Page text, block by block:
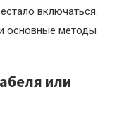
включаться.
основные методы
или